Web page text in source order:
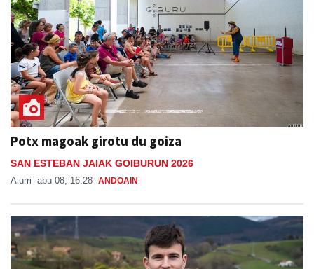
Potx magoak girotu du goiza
SAN ESTEBAN JAIAK GOIBURUN 2026
Aiurri abu 08, 16:28 ANDOAIN